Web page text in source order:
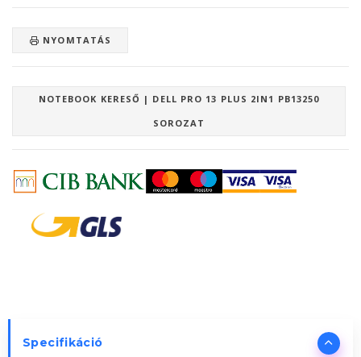
NYOMTATÁS
NOTEBOOK KERESŐ | DELL PRO 13 PLUS 2IN1 PB13250
SOROZAT
Specifikáció